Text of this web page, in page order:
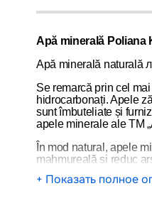
Apă minerală Poliana
Apă minerală naturală
Se remarcă prin cel
hidrocarbonați. Apele
sunt îmbuteliate și
apele minerale ale TM
În mod natural, apele
mahmureală și reduc
Recomandări de
+ Показать полное